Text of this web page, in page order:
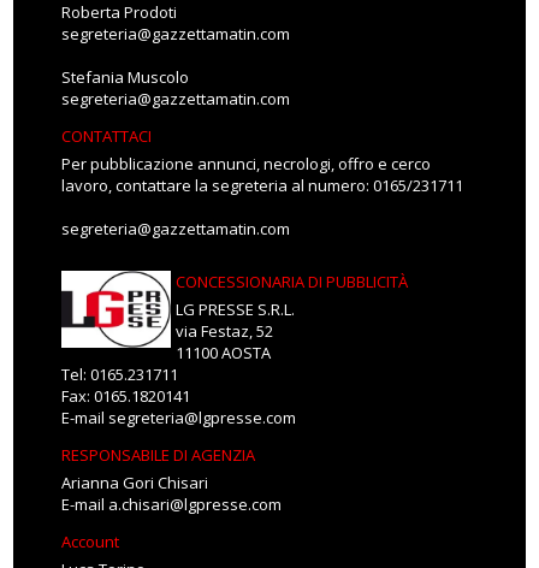
Roberta Prodoti
segreteria@gazzettamatin.com
Stefania Muscolo
segreteria@gazzettamatin.com
CONTATTACI
Per pubblicazione annunci, necrologi, offro e cerco
lavoro, contattare la segreteria al numero: 0165/231711
segreteria@gazzettamatin.com
CONCESSIONARIA DI PUBBLICITÀ
LG PRESSE S.R.L.
via Festaz, 52
11100 AOSTA
Tel: 0165.231711
Fax: 0165.1820141
E-mail segreteria@lgpresse.com
RESPONSABILE DI AGENZIA
Arianna Gori Chisari
E-mail a.chisari@lgpresse.com
Account